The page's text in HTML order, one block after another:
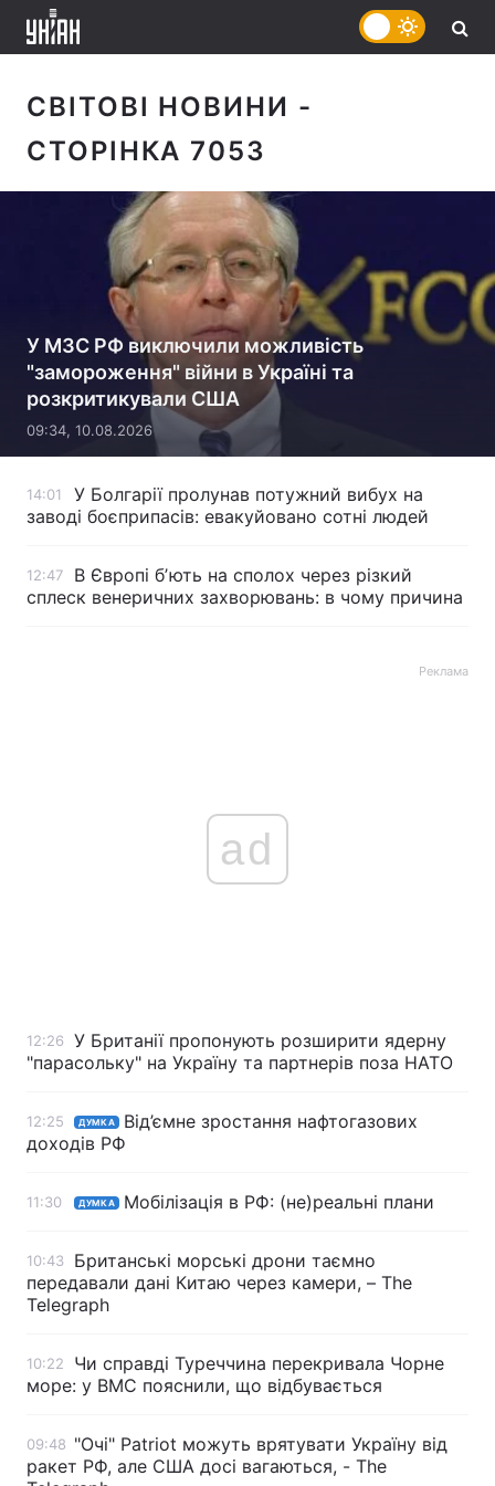
Україна Політика
Техно і зв'язок Лайт
Здоров'я Туризм
Екологія Регіони
СВІТОВІ НОВИНИ -
СТОРІНКА 7053
У МЗС РФ виключили можливість
"замороження" війни в Україні та
розкритикували США
09:34, 10.08.2026
14:01
У Болгарії пролунав потужний вибух на
заводі боєприпасів: евакуйовано сотні людей
12:47
В Європі бʼють на сполох через різкий
сплеск венеричних захворювань: в чому причина
Реклама
ad
12:26
У Британії пропонують розширити ядерну
"парасольку" на Україну та партнерів поза НАТО
12:25 ДУМКА
Від’ємне зростання нафтогазових
доходів РФ
11:30 ДУМКА Мобілізація в РФ: (не)реальні плани
10:43
Британські морські дрони таємно
передавали дані Китаю через камери, – The
Telegraph
10:22
Чи справді Туреччина перекривала Чорне
море: у ВМС пояснили, що відбувається
09:48 "Очі" Patriot можуть врятувати Україну від
ракет РФ, але США досі вагаються, - The